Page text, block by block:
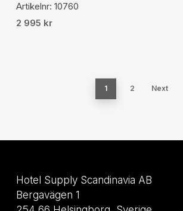
Artikelnr: 10760
2 995 kr
1 2 Next
Hotel Supply Scandinavia AB
Bergavägen 1